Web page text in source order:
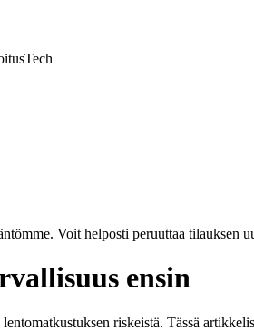
Tech
Voit helposti peruuttaa tilauksen
ensin
riskeistä. Tässä